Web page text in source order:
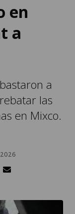
en
a
a
las
en Mixco.